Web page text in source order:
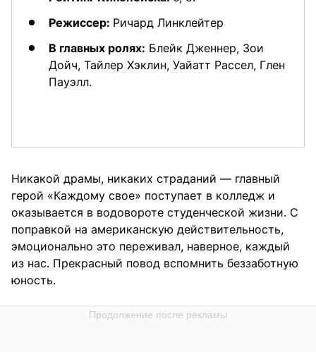
Режиссер: Ричард Линклейтер
В главных ролях: Блейк Дженнер, Зои
Дойч, Тайлер Хэклин, Уайатт Рассел, Глен
Пауэлл.
Никакой драмы, никаких страданий — главный
герой «Каждому свое» поступает в колледж и
оказывается в водовороте студенческой жизни. С
поправкой на американскую действительность,
эмоционально это переживал, наверное, каждый
из нас. Прекрасный повод вспомнить беззаботную
юность.